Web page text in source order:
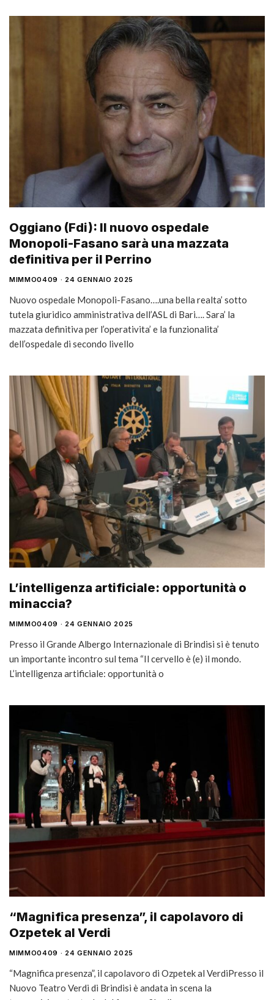
Oggiano (Fdi): Il nuovo ospedale
Monopoli-Fasano sarà una mazzata
definitiva per il Perrino
MIMMO0409 24 GENNAIO 2025
Nuovo ospedale Monopoli-Fasano….una bella realta’ sotto
tutela giuridico amministrativa dell’ASL di Bari…. Sara’ la
mazzata definitiva per l’operativita’ e la funzionalita’
dell’ospedale di secondo livello
L’intelligenza artificiale: opportunità o
minaccia?
MIMMO0409 24 GENNAIO 2025
Presso il Grande Albergo Internazionale di Brindisi si è tenuto
un importante incontro sul tema “Il cervello è (e) il mondo.
L’intelligenza artificiale: opportunità o
“Magnifica presenza”, il capolavoro di
Ozpetek al Verdi
MIMMO0409 24 GENNAIO 2025
“Magnifica presenza”, il capolavoro di Ozpetek al VerdiPresso il
Nuovo Teatro Verdi di Brindisi è andata in scena la